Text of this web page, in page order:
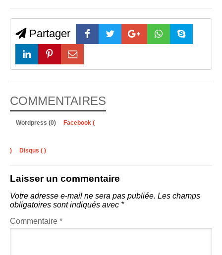
Partager
COMMENTAIRES
Wordpress (0) Facebook (
) Disqus ( )
Laisser un commentaire
Votre adresse e-mail ne sera pas publiée. Les champs
obligatoires sont indiqués avec *
Commentaire *